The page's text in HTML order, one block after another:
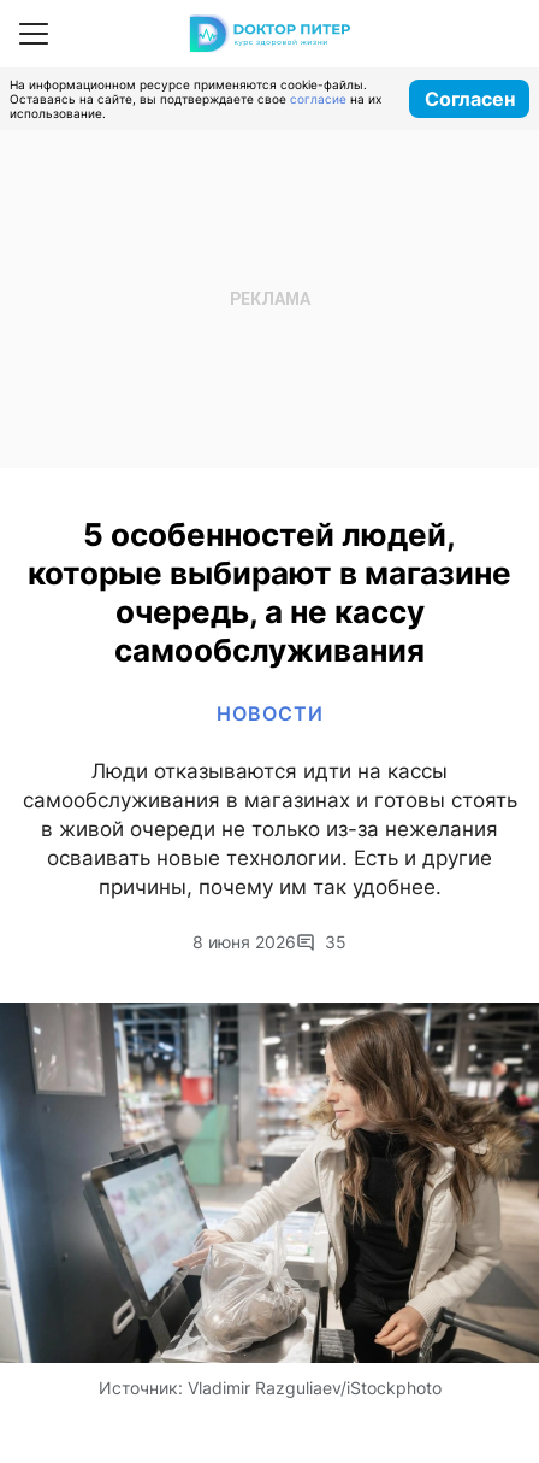
На информационном ресурсе применяются cookie-файлы.
Оставаясь на сайте, вы подтверждаете свое согласие на их
использование.
Согласен
5 особенностей людей,
которые выбирают в магазине
очередь, а не кассу
самообслуживания
НОВОСТИ
Люди отказываются идти на кассы
самообслуживания в магазинах и готовы стоять
в живой очереди не только из-за нежелания
осваивать новые технологии. Есть и другие
причины, почему им так удобнее.
8 июня 2026 35
Источник: Vladimir Razguliaev/iStockphoto